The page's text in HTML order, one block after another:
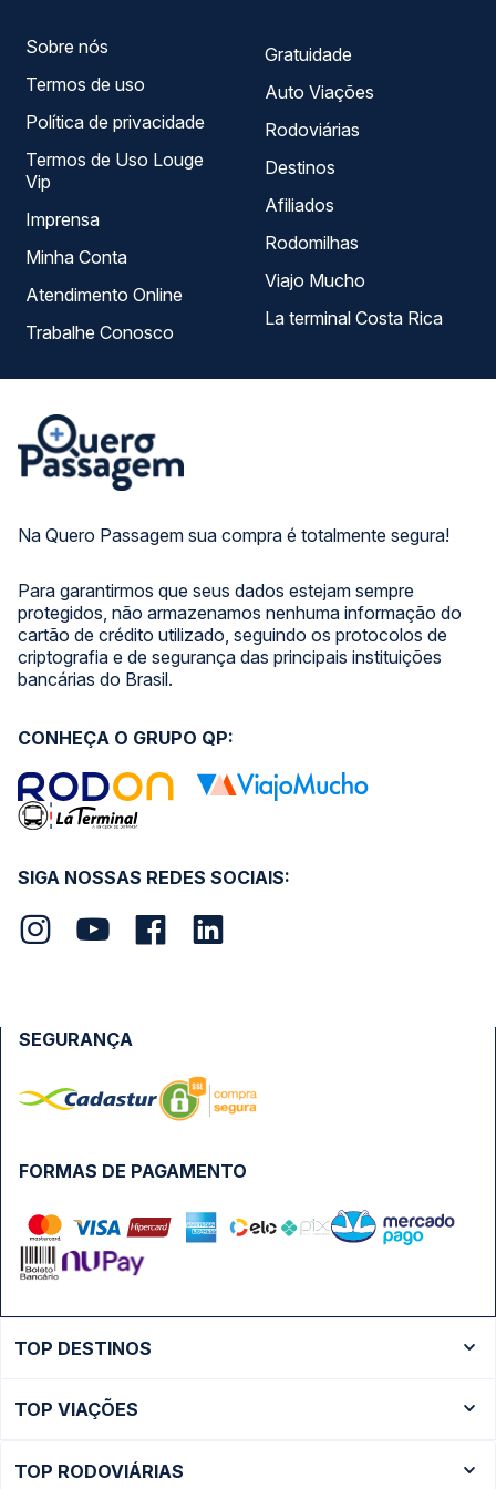
Na Quero Passagem sua compra é totalmente segura!
Para garantirmos que seus dados estejam sempre
protegidos, não armazenamos nenhuma informação do
cartão de crédito utilizado, seguindo os protocolos de
criptografia e de segurança das principais instituições
bancárias do Brasil.
Sobre nós
Termos de uso
Política de privacidade
Termos de Uso Louge
Vip
Imprensa
Minha Conta
Atendimento Online
Trabalhe Conosco
Gratuidade
Auto Viações
Rodoviárias
Destinos
Afiliados
Rodomilhas
Viajo Mucho
La terminal Costa Rica
SIGA NOSSAS REDES SOCIAIS:
CONHEÇA O GRUPO QP:
FORMAS DE PAGAMENTO
SEGURANÇA
TOP DESTINOS
Ônibus São Paulo
TOP VIAÇÕES
TOP RODOVIÁRIAS